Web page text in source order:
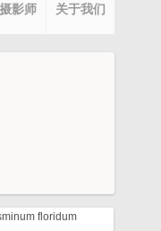
关于我们
影师